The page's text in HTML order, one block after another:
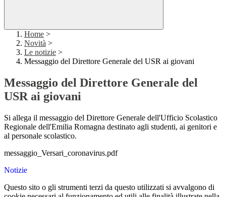
Home >
Novità >
Le notizie >
Messaggio del Direttore Generale del USR ai giovani
Messaggio del Direttore Generale del
USR ai giovani
Si allega il messaggio del Direttore Generale dell'Ufficio Scolastico
Regionale dell'Emilia Romagna destinato agli studenti, ai genitori e
al personale scolastico.
messaggio_Versari_coronavirus.pdf
Notizie
Questo sito o gli strumenti terzi da questo utilizzati si avvalgono di